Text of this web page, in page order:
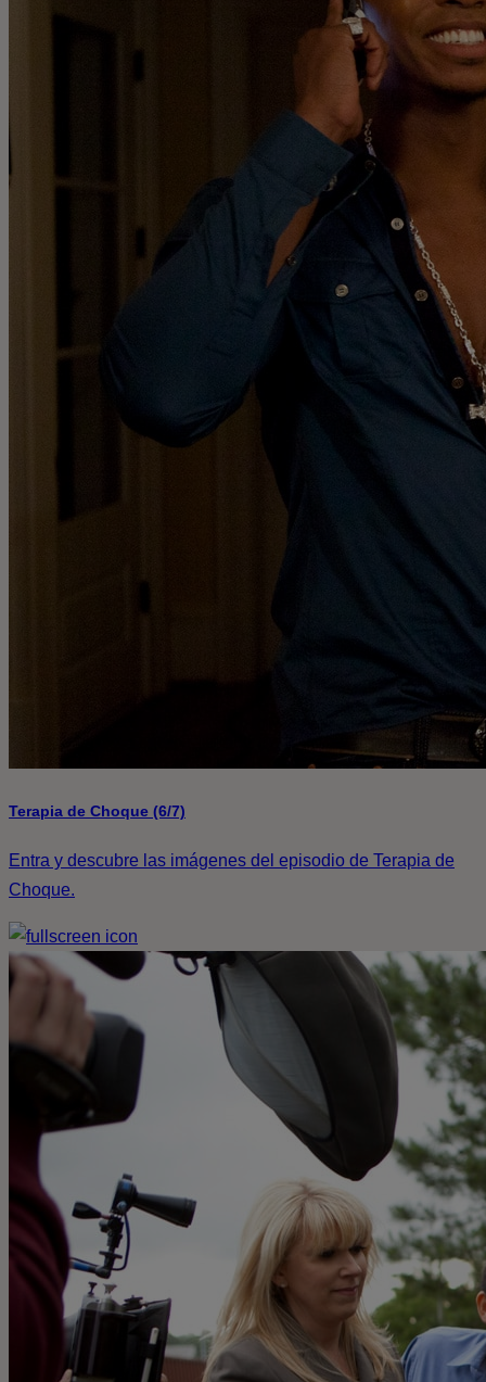
Terapia de Choque (6/7)
Entra y descubre las imágenes del episodio de Terapia de
Choque.